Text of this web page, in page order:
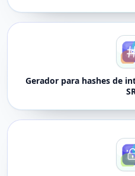
Gerador para hashes de